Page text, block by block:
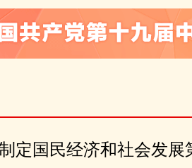
定国民经济和社会发